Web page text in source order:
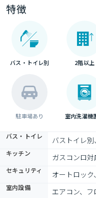
特徴
バス・トイレ別 2階以上
駐車場あり 室内洗濯機
バス・トイレ バストイレ
キッチン ガスコンロ対
セキュリティ オートロッ
室内設備
エアコン、